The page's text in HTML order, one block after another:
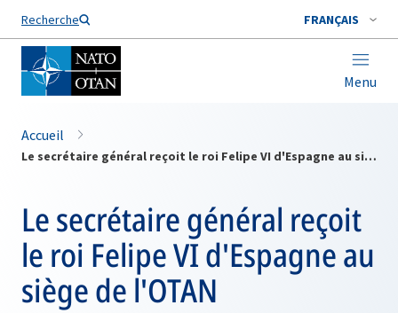
Recherche FRANÇAIS
Menu
Nom de famille*
Accueil
Le secrétaire général reçoit le roi Felipe VI d'Espagne au siège de l'OTAN
Le secrétaire général reçoit
le roi Felipe VI d'Espagne au
siège de l'OTAN